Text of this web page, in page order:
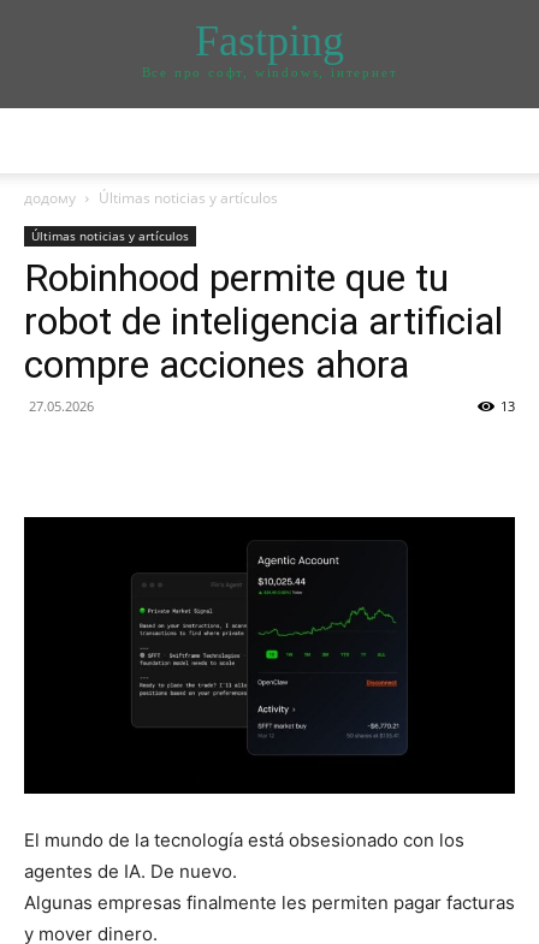
Fastping
Все про софт, windows, інтернет
додому Últimas noticias y artículos
Últimas noticias y artículos
Robinhood permite que tu
robot de inteligencia artificial
compre acciones ahora
27.05.2026 13
El mundo de la tecnología está obsesionado con los
agentes de IA. De nuevo.
Algunas empresas finalmente les permiten pagar facturas
y mover dinero.